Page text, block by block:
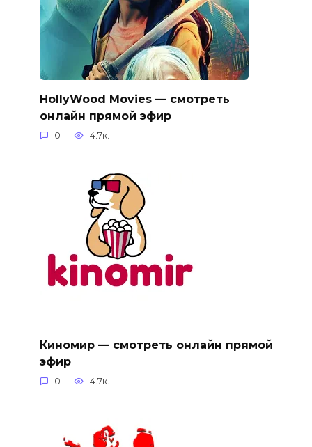
HollyWood Movies — смотреть
онлайн прямой эфир
0 4.7к.
Киномир — смотреть онлайн прямой
эфир
0 4.7к.